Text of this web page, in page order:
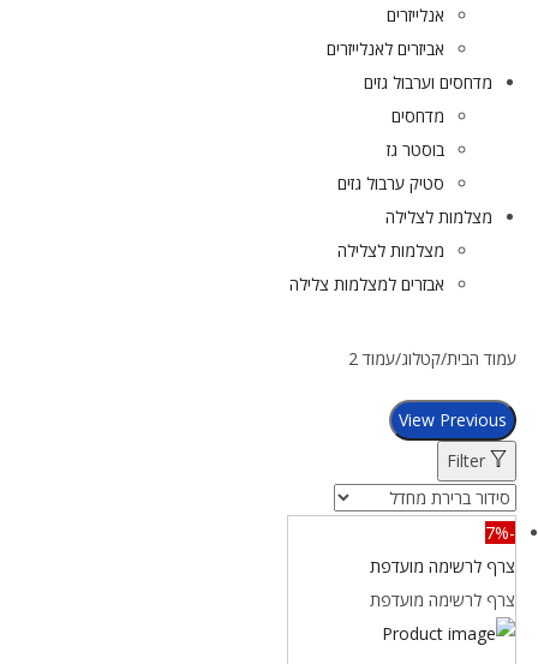
אנלייזרים
אביזרים לאנלייזרים
מדחסים וערבול גזים
מדחסים
בוסטר גז
סטיק ערבול גזים
מצלמות לצלילה
מצלמות לצלילה
אבזרים למצלמות צלילה
עמוד הבית/קטלוג/עמוד 2
View Previous
Filter
-7%
צרף לרשימה מועדפת
צרף לרשימה מועדפת